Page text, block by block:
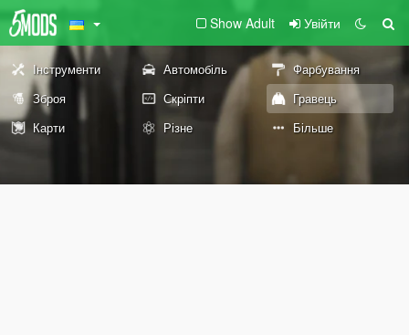
Show Adult Увійти
Інструменти Автомобіль
Фарбування
Зброя
Скріпти
Гравець
Карти
Різне Більше